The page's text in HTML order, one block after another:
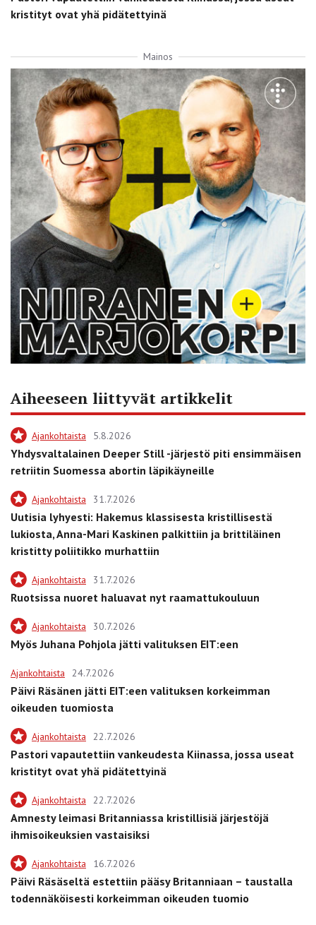
kristityt ovat yhä pidätettyinä
Mainos
Aiheeseen liittyvät artikkelit
Ajankohtaista 5.8.2026
Yhdysvaltalainen Deeper Still -järjestö piti ensimmäisen
retriitin Suomessa abortin läpikäyneille
Ajankohtaista 31.7.2026
Uutisia lyhyesti: Hakemus klassisesta kristillisestä
lukiosta, Anna-Mari Kaskinen palkittiin ja brittiläinen
kristitty poliitikko murhattiin
Ajankohtaista 31.7.2026
Ruotsissa nuoret haluavat nyt raamattukouluun
Ajankohtaista 30.7.2026
Myös Juhana Pohjola jätti valituksen EIT:een
Ajankohtaista 24.7.2026
Päivi Räsänen jätti EIT:een valituksen korkeimman
oikeuden tuomiosta
Ajankohtaista 22.7.2026
Pastori vapautettiin vankeudesta Kiinassa, jossa useat
kristityt ovat yhä pidätettyinä
Ajankohtaista 22.7.2026
Amnesty leimasi Britanniassa kristillisiä järjestöjä
ihmisoikeuksien vastaisiksi
Ajankohtaista 16.7.2026
Päivi Räsäseltä estettiin pääsy Britanniaan – taustalla
todennäköisesti korkeimman oikeuden tuomio